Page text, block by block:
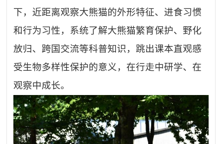
下，近距离观察大熊猫的外形特征、进食习惯
和行为习性，系统了解大熊猫繁育保护、野化
放归、跨国交流等科普知识，跳出课本直观感
受生物多样性保护的意义，在行走中研学、在
观察中成长。